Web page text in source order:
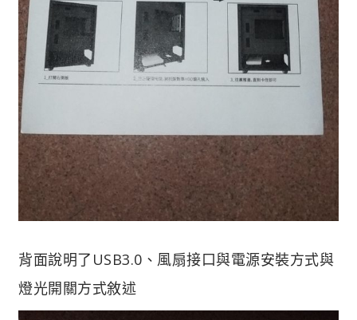
背面說明了USB3.0、風扇接口與電源安裝方式與
燈光開關方式敘述